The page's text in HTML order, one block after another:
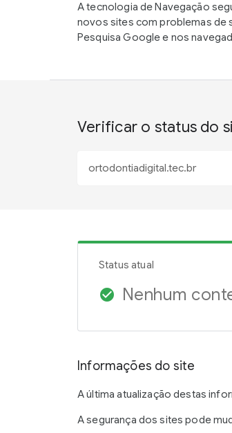
A tecnologia de Navegação
novos sites com problemas de
Pesquisa Google e nos
Verificar o status do
Status atual
check_circle Nenhum
Informações do site
A última atualização destas
A segurança dos sites pode